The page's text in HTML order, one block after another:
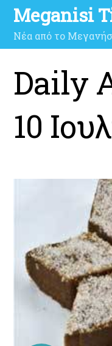
Meganisi
Νέα από το
Daily
10